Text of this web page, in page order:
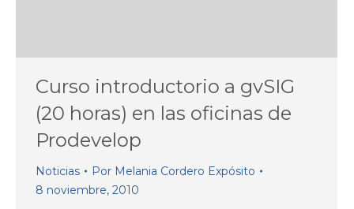
Curso introductorio a gvSIG
(20 horas) en las oficinas de
Prodevelop
Noticias Por Melania Cordero Expósito
8 noviembre, 2010